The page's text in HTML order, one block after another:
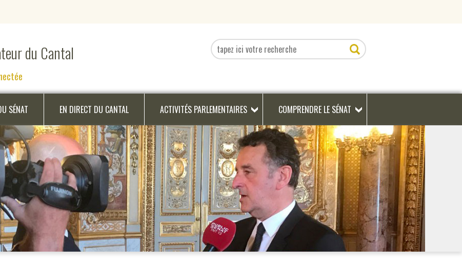
du Cantal
SÉNAT EN DIRECT DU CANTAL ACTIVITÉS PARLEMENTAIRES COMPRENDRE LE SÉNAT